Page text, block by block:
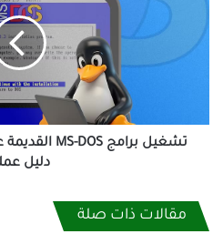
القديمة
بسهولة:
دليل
مقالات ذات صلة